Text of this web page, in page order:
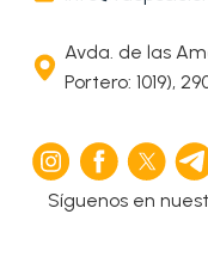
Avda. de las
Portero: 1019),
Síguenos en